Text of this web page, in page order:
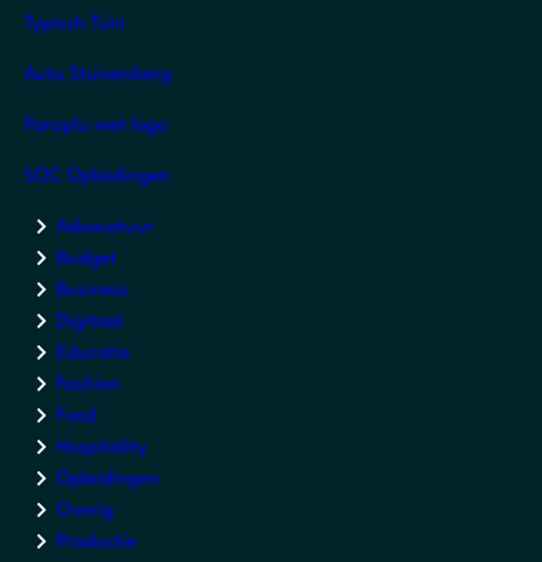
Typisch Tuin
Auto Stuivenberg
Paraplu met logo
SOC Opleidingen
Advocatuur
Budget
Business
Digitaal
Educatie
Fashion
Food
Hospitality
Opleidingen
Overig
Productie